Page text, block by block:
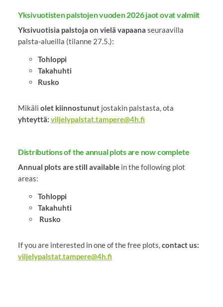
Yksivuotisten palstojen vuoden 2026 jaot ovat valmiit
Yksivuotisia palstoja on vielä vapaana seuraavilla
palsta-alueilla (tilanne 27.5.):
Tohloppi
Takahuhti
Rusko
Mikäli olet kiinnostunutjostakin palstasta, ota
yhteyttä: viljelypalstat.tampere@4h.fi
Distributions of the annual plots are now complete
Annual plots are still availablein the following plot
areas:
Tohloppi
Takahuhti
Rusko
If you are interested in one of the free plots,contact us:
viljelypalstat.tampere@4h.fi